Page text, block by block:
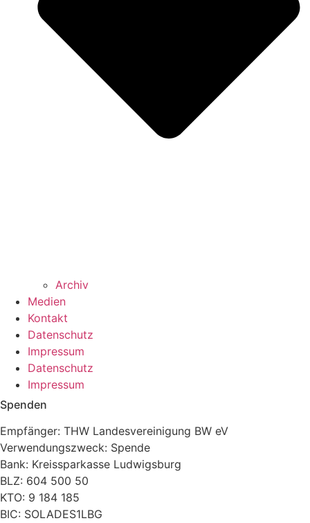
Archiv
Medien
Kontakt
Datenschutz
Impressum
Datenschutz
Impressum
Spenden
Empfänger: THW Landesvereinigung BW eV
Verwendungszweck: Spende
Bank: Kreissparkasse Ludwigsburg
BLZ: 604 500 50
KTO: 9 184 185
BIC: SOLADES1LBG